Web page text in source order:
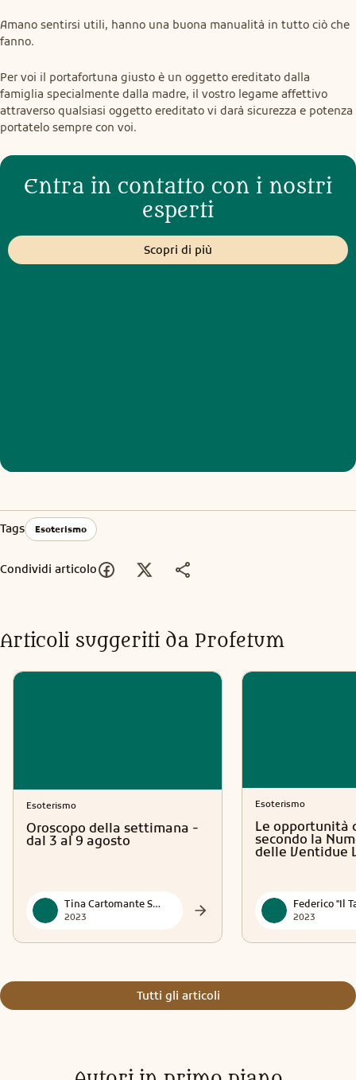
Amano sentirsi utili, hanno una buona manualità in tutto ciò che
fanno.
Per voi il portafortuna giusto è un oggetto ereditato dalla
famiglia specialmente dalla madre, il vostro legame affettivo
attraverso qualsiasi oggetto ereditato vi darà sicurezza e potenza
portatelo sempre con voi.
Entra in contatto con i nostri
esperti
Scopri di più
Tags Esoterismo
Condividi articolo
Articoli suggeriti da Profetum
Esoterismo
Oroscopo della settimana -
dal 3 al 9 agosto
Tina Cartomante Sensitiva
2023
Esoterismo
Le opportunità
secondo la
delle Ventidue
2023
Tutti gli articoli